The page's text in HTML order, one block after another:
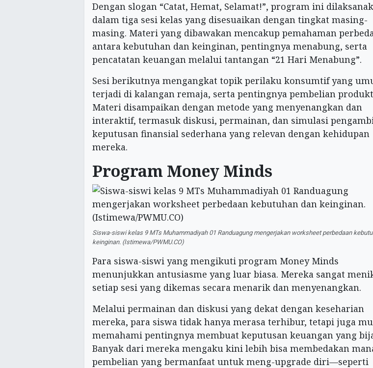
Dengan slogan “Catat, Hemat, Selamat!”, program ini
dalam tiga sesi kelas yang disesuaikan dengan tingkat masing-
masing. Materi yang dibawakan mencakup pemahaman
antara kebutuhan dan keinginan, pentingnya menabung, serta
pencatatan keuangan melalui tantangan “21 Hari Menabung”.
Sesi berikutnya mengangkat topik perilaku konsumtif yang
terjadi di kalangan remaja, serta pentingnya pembelian
Materi disampaikan dengan metode yang menyenangkan dan
interaktif, termasuk diskusi, permainan, dan simulasi
keputusan finansial sederhana yang relevan dengan kehidupan
mereka.
Program Money Minds
Siswa-siswi kelas 9 MTs Muhammadiyah 01 Randuagung mengerjakan worksheet perbedaan
keinginan. (Istimewa/PWMU.CO)
Para siswa-siswi yang mengikuti program Money Minds
menunjukkan antusiasme yang luar biasa. Mereka sangat
setiap sesi yang dikemas secara menarik dan menyenangkan.
Melalui permainan dan diskusi yang dekat dengan keseharian
mereka, para siswa tidak hanya merasa terhibur, tetapi juga
memahami pentingnya membuat keputusan keuangan yang
Banyak dari mereka mengaku kini lebih bisa membedakan
pembelian yang bermanfaat untuk meng-upgrade diri—seperti